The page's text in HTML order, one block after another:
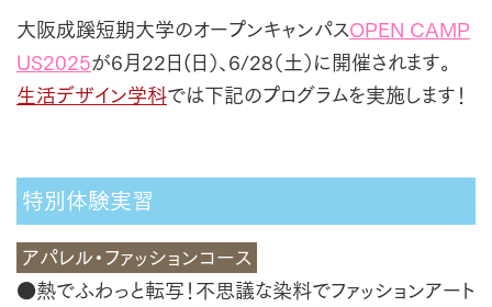
大阪成蹊短期大学のオープンキャンパスOPEN CAMP
US2025が6月22日(日）、6/28（土）に開催されます。
生活デザイン学科では下記のプログラムを実施します！
特別体験実習
アパレル・ファッションコース
●熱でふわっと転写！不思議な染料でファッションアート